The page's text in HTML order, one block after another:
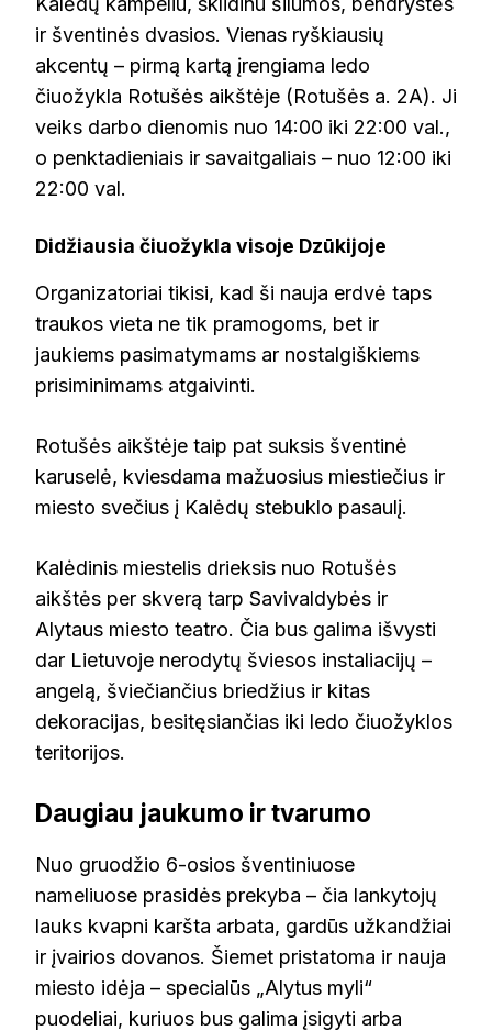
ir šventinės dvasios. Vienas ryškiausių
akcentų – pirmą kartą įrengiama ledo
čiuožykla Rotušės aikštėje (Rotušės a. 2A). Ji
veiks darbo dienomis nuo 14:00 iki 22:00 val.,
o penktadieniais ir savaitgaliais – nuo 12:00 iki
22:00 val.
Didžiausia čiuožykla visoje Dzūkijoje
Organizatoriai tikisi, kad ši nauja erdvė taps
traukos vieta ne tik pramogoms, bet ir
jaukiems pasimatymams ar nostalgiškiems
prisiminimams atgaivinti.
Rotušės aikštėje taip pat suksis šventinė
karuselė, kviesdama mažuosius miestiečius ir
miesto svečius į Kalėdų stebuklo pasaulį.
Kalėdinis miestelis drieksis nuo Rotušės
aikštės per skverą tarp Savivaldybės ir
Alytaus miesto teatro. Čia bus galima išvysti
dar Lietuvoje nerodytų šviesos instaliacijų –
angelą, šviečiančius briedžius ir kitas
dekoracijas, besitęsiančias iki ledo čiuožyklos
teritorijos.
Daugiau jaukumo ir tvarumo
Nuo gruodžio 6-osios šventiniuose
nameliuose prasidės prekyba – čia lankytojų
lauks kvapni karšta arbata, gardūs užkandžiai
ir įvairios dovanos. Šiemet pristatoma ir nauja
miesto idėja – specialūs „Alytus myli“
puodeliai, kuriuos bus galima įsigyti arba